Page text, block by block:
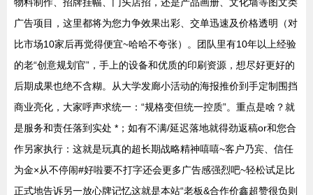
广告项目，这里都将为您力争效果出彩、交单迅速及价格透明（对
比市场10家后再觉得便宜~哈哈不夸张）。团队里有10年以上经验
的老“创意规划官”，手上的设备和优质的印刷资源，想尽好更好的
后期成果也绝不含糊。从大学发廊小活动的海报推价到手定制围挡
商业亮化，大家呼声求统一：“规格变但统一控质”。重点是啥？就
是服务和责任落到实处 *；如有不满/延迟落地就得劲返稿or和您合
作另家执行：这就是玩真的超长期战略精神嘻嘻~客户乃宾、信任
为金×从不停闹#好啦要不打字还会更多广告感强烈吧~轻松试足比
正式地告诉另一放心牌记忆这就是本站“老板&合作价鑫超赞很负则